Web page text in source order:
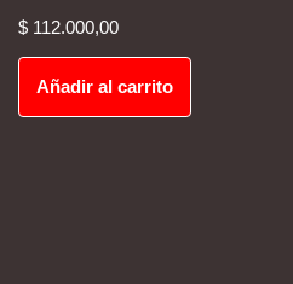
$ 112.000,00
Añadir al carrito